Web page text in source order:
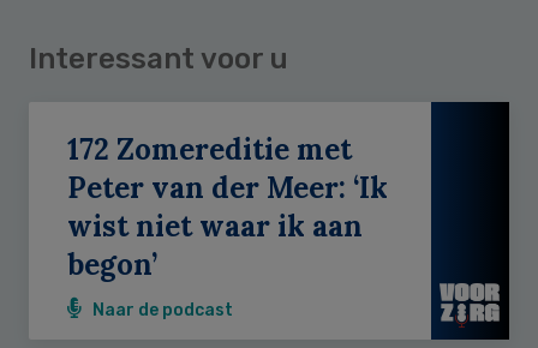
Interessant voor u
172 Zomereditie met
Peter van der Meer: ‘Ik
wist niet waar ik aan
begon’
Naar de podcast